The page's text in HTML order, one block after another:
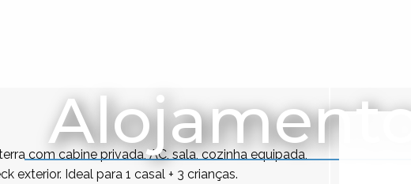
com cabine privada, AC, sala, cozinha equipada,
exterior. Ideal para 1 casal + 3 crianças.